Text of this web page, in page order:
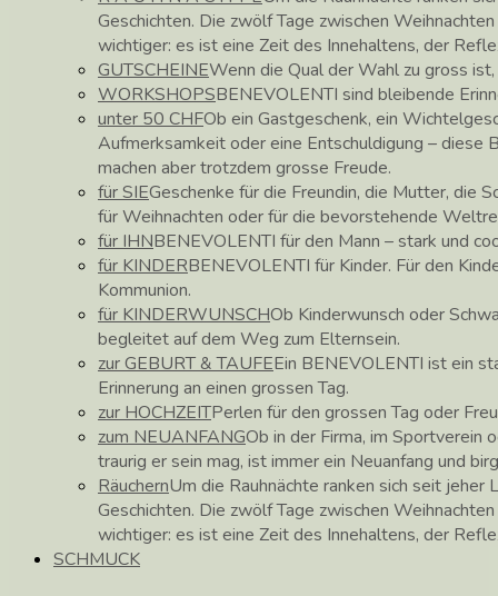
Geschichten. Die zwölf Tage zwischen
wichtiger: es ist eine Zeit des Innehaltens, der
GUTSCHEINEWenn die Qual der Wahl zu gross
WORKSHOPSBENEVOLENTI sind bleibende
unter 50 CHFOb ein Gastgeschenk, ein
Aufmerksamkeit oder eine Entschuldigung – diese
machen aber trotzdem grosse Freude.
für SIEGeschenke für die Freundin, die Mutter, die
für Weihnachten oder für die bevorstehende
für IHNBENEVOLENTI für den Mann – stark und
für KINDERBENEVOLENTI für Kinder. Für den
Kommunion.
für KINDERWUNSCHOb Kinderwunsch oder
begleitet auf dem Weg zum Elternsein.
zur GEBURT & TAUFEEin BENEVOLENTI ist ein
Erinnerung an einen grossen Tag.
zur HOCHZEITPerlen für den grossen Tag oder
zum NEUANFANGOb in der Firma, im Sportverein
traurig er sein mag, ist immer ein Neuanfang und
RäuchernUm die Rauhnächte ranken sich seit jeher
Geschichten. Die zwölf Tage zwischen
wichtiger: es ist eine Zeit des Innehaltens, der
SCHMUCK